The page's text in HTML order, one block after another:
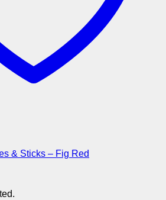
& Sticks – Fig Red